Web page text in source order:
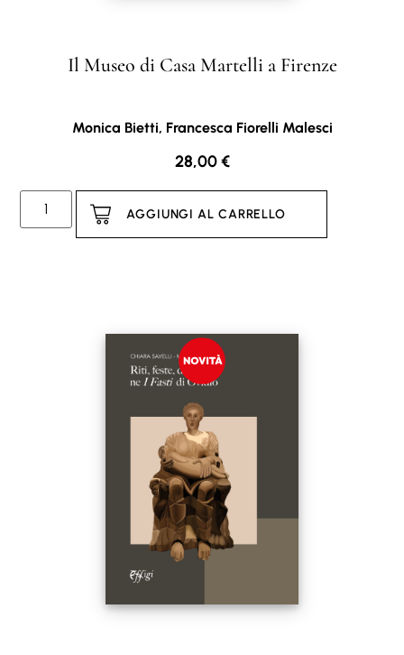
Il Museo di Casa Martelli a Firenze
Monica Bietti, Francesca Fiorelli Malesci
28,00€
AGGIUNGI AL CARRELLO